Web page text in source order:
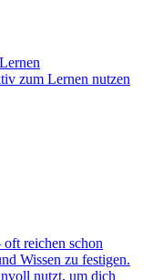
zum Lernen nutzen
reichen schon
Wissen zu festigen.
nutzt, um dich